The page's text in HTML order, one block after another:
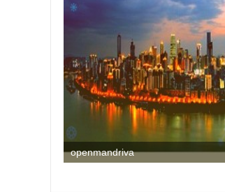
openmandriva